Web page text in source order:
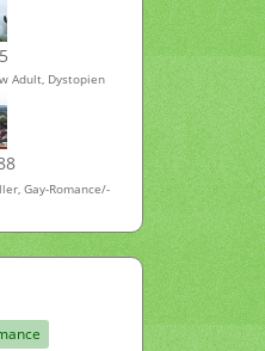
Adult, Dystopien
Gay-Romance/-